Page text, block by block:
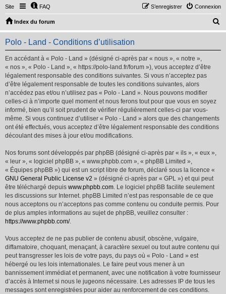
Site FAQ Connexion
S’enregistrer
Index du forum
e
Polo - Land - Conditions d’utilisation
En accédant à « Polo - Land » (désigné ci-après par « nous », « notre »,
« nos », « Polo - Land », « https://polo-land.fr/forum »), vous acceptez d’être
légalement responsable des conditions suivantes. Si vous n’acceptez pas
d’être légalement responsable de toutes les conditions suivantes, alors
n’accédez pas et/ou n’utilisez pas « Polo - Land ». Nous pouvons modifier
celles-ci à n’importe quel moment et nous ferons tout pour que vous en soyez
informé, bien qu’il soit prudent de vérifier régulièrement celles-ci par vous-
même. Si vous continuez d’utiliser « Polo - Land » alors que des changements
ont été effectués, vous acceptez d’être légalement responsable des conditions
découlant des mises à jour et/ou modifications.
Nos forums sont développés par phpBB (désigné ci-après par « ils », « eux »,
« leur », « logiciel phpBB », « www.phpbb.com », « phpBB Limited »,
« Équipes phpBB ») qui est un script libre de forum, déclaré sous la licence «
GNU General Public License v2 » (désigné ci-après par « GPL ») et qui peut
être téléchargé depuis www.phpbb.com. Le logiciel phpBB facilite seulement
les discussions sur Internet. phpBB Limited n’est pas responsable de ce que
nous acceptons ou n’acceptons pas comme contenu ou conduite permis. Pour
de plus amples informations au sujet de phpBB, veuillez consulter :
https://www.phpbb.com/.
Vous acceptez de ne pas publier de contenu abusif, obscène, vulgaire,
diffamatoire, choquant, menaçant, à caractère sexuel ou tout autre contenu qui
peut transgresser les lois de votre pays, du pays où « Polo - Land » est
hébergé ou les lois internationales. Le faire peut vous mener à un
bannissement immédiat et permanent, avec une notification à votre fournisseur
d’accès à Internet si nous le jugeons nécessaire. Les adresses IP de tous les
messages sont enregistrées pour aider au renforcement de ces conditions.